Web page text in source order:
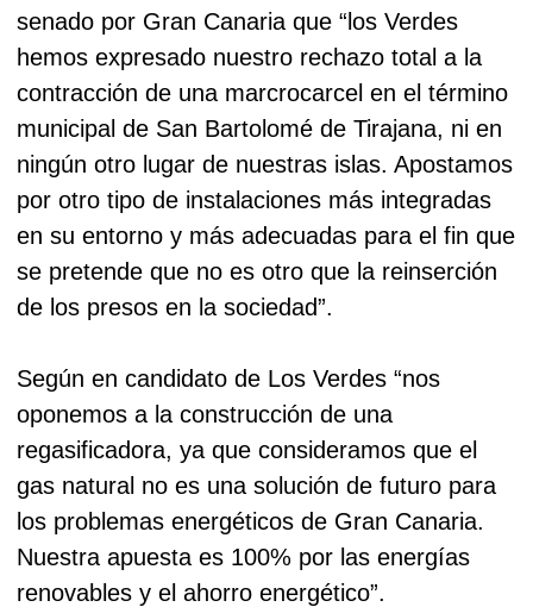
senado por Gran Canaria que “los Verdes
hemos expresado nuestro rechazo total a la
contracción de una marcrocarcel en el término
municipal de San Bartolomé de Tirajana, ni en
ningún otro lugar de nuestras islas. Apostamos
por otro tipo de instalaciones más integradas
en su entorno y más adecuadas para el fin que
se pretende que no es otro que la reinserción
de los presos en la sociedad”.
Según en candidato de Los Verdes “nos
oponemos a la construcción de una
regasificadora, ya que consideramos que el
gas natural no es una solución de futuro para
los problemas energéticos de Gran Canaria.
Nuestra apuesta es 100% por las energías
renovables y el ahorro energético”.